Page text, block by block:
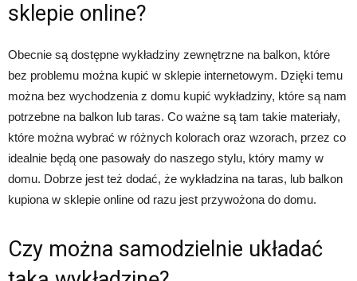
sklepie online?
Obecnie są dostępne wykładziny zewnętrzne na balkon, które
bez problemu można kupić w sklepie internetowym. Dzięki temu
można bez wychodzenia z domu kupić wykładziny, które są nam
potrzebne na balkon lub taras. Co ważne są tam takie materiały,
które można wybrać w różnych kolorach oraz wzorach, przez co
idealnie będą one pasowały do naszego stylu, który mamy w
domu. Dobrze jest też dodać, że wykładzina na taras, lub balkon
kupiona w sklepie online od razu jest przywożona do domu.
Czy można samodzielnie układać